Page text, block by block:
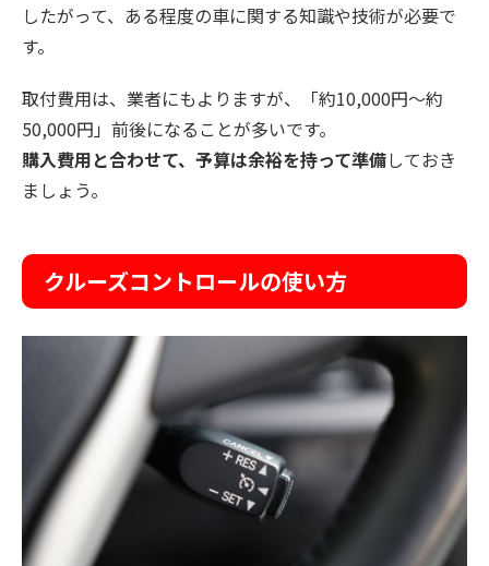
したがって、ある程度の車に関する知識や技術が必要で
す。
取付費用は、業者にもよりますが、「約10,000円〜約
50,000円」前後になることが多いです。
購入費用と合わせて、予算は余裕を持って準備しておき
ましょう。
クルーズコントロールの使い方